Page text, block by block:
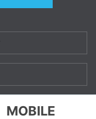
MOBILE